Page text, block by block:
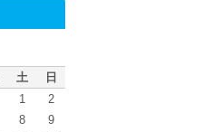
土
日
1
2
8
9